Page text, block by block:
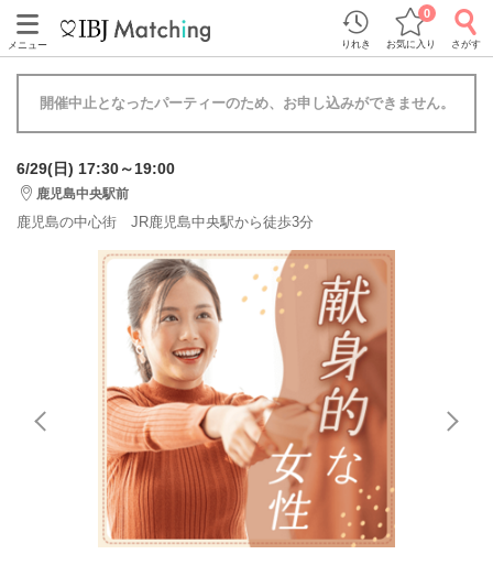
メニュー りれき お気に入り
0
さがす
開催中止となったパーティーのため、お申し込みができません。
6/29(日) 17:30～19:00
鹿児島中央駅前
鹿児島の中心街 JR鹿児島中央駅から徒歩3分